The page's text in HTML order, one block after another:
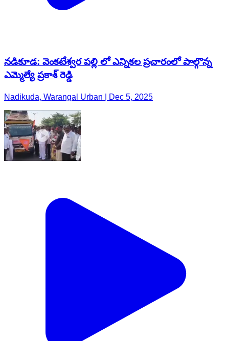
నడికూడ: వెంకటేశ్వర పల్లి లో ఎన్నికల ప్రచారంలో పాల్గొన్న
ఎమ్మెల్యే ప్రకాశ్ రెడ్డి
Nadikuda, Warangal Urban | Dec 5, 2025